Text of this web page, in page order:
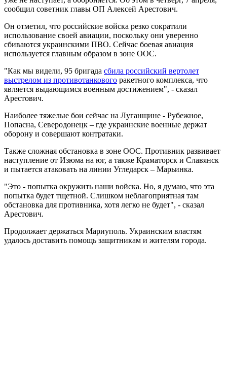
сообщил советник главы ОП Алексей Арестович.
Он отметил, что российские войска резко сократили
использование своей авиации, поскольку они уверенно
сбиваются украинскими ПВО. Сейчас боевая авиация
используется главным образом в зоне ООС.
"Как мы видели, 95 бригада сбила российский вертолет
выстрелом из противотанкового ракетного комплекса, что
является выдающимся военным достижением", - сказал
Арестович.
Наиболее тяжелые бои сейчас на Луганщине - Рубежное,
Попасна, Северодонецк – где украинские военные держат
оборону и совершают контратаки.
Также сложная обстановка в зоне ООС. Противник развивает
наступление от Изюма на юг, а также Краматорск и Славянск
и пытается атаковать на линии Угледарск – Марьинка.
"Это - попытка окружить наши войска. Но, я думаю, что эта
попытка будет тщетной. Слишком неблагоприятная там
обстановка для противника, хотя легко не будет", - сказал
Арестович.
Продолжает держаться Мариуполь. Украинским властям
удалось доставить помощь защитникам и жителям города.